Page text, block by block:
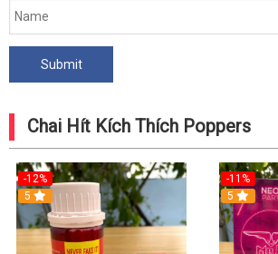
Chai Hít Kích Thích Poppers
-12%
5
-11%
5